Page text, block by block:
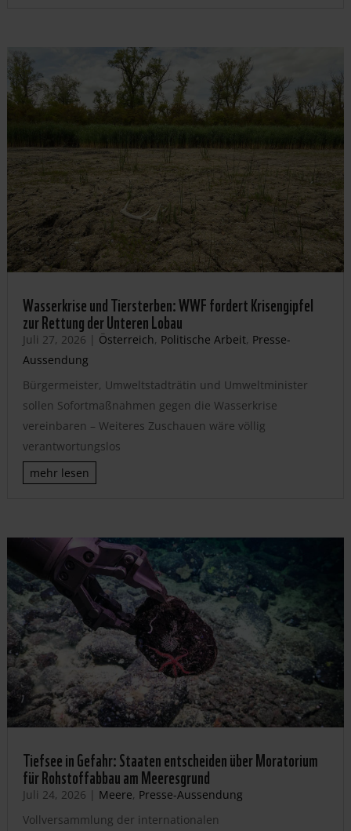
Wasserkrise und Tiersterben: WWF fordert Krisengipfel
zur Rettung der Unteren Lobau
Juli 27, 2026 | Österreich, Politische Arbeit, Presse-
Aussendung
Bürgermeister, Umweltstadträtin und Umweltminister
sollen Sofortmaßnahmen gegen die Wasserkrise
vereinbaren – Weiteres Zuschauen wäre völlig
verantwortungslos
mehr lesen
Tiefsee in Gefahr: Staaten entscheiden über Moratorium
für Rohstoffabbau am Meeresgrund
Juli 24, 2026 | Meere, Presse-Aussendung
Vollversammlung der internationalen